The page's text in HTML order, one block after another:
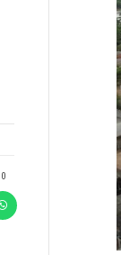
0